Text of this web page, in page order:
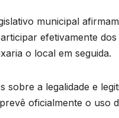
municipal
efetivamente
o local em seguida.
sobre a legalidade e
oficialmente o uso